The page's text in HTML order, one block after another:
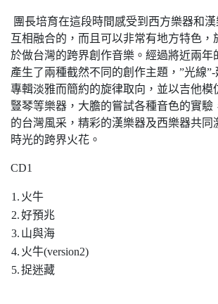
團長培育在這段時間感受到西方樂器和
互相融合的，而且可以非常有地方特色，
於做台灣的跨界創作音樂。經過將近兩年
產生了兩種截然不同的創作主題，”光線
專輯淡雅而簡約的旋律取向，並以吉他模
豎琴等樂器，大膽的嘗試各種音色的實驗
的台灣風采，精彩的漢樂器及西樂器共同
時光的跨界火花。
CD1
1. 火牛
2.好預兆
3. 山與海
4. 火牛(version2)
5.捉迷藏